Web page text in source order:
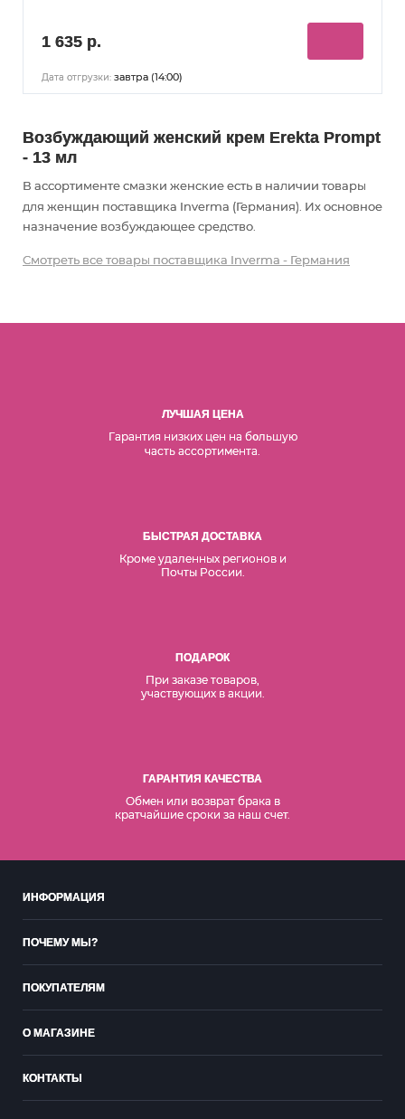
1 635 р.
Дата отгрузки: завтра (14:00)
Возбуждающий женский крем Erekta Prompt
- 13 мл
В ассортименте смазки женские есть в наличии товары
для женщин поставщика Inverma (Германия). Их основное
назначение возбуждающее средство
Смотреть все товары поставщика Inverma - Германия
ЛУЧШАЯ ЦЕНА
Гарантия низких цен на большую
часть ассортимента.
БЫСТРАЯ ДОСТАВКА
Кроме удаленных регионов и
Почты России.
ПОДАРОК
При заказе товаров,
участвующих в акции.
ГАРАНТИЯ КАЧЕСТВА
Обмен или возврат брака в
кратчайшие сроки за наш счет.
ИНФОРМАЦИЯ
ПОЧЕМУ МЫ?
ПОКУПАТЕЛЯМ
О МАГАЗИНЕ
КОНТАКТЫ